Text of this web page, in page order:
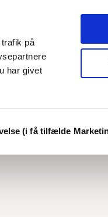
på
har givet
(i få tilfælde